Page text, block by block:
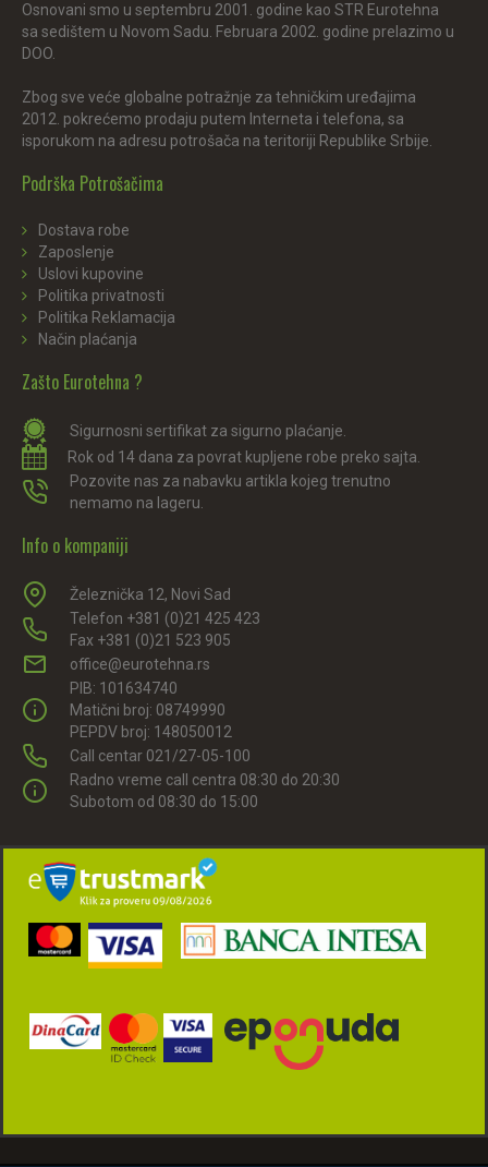
Osnovani smo u septembru 2001. godine kao STR Eurotehna
sa sedištem u Novom Sadu. Februara 2002. godine prelazimo u
DOO.
Zbog sve veće globalne potražnje za tehničkim uređajima
2012. pokrećemo prodaju putem Interneta i telefona, sa
isporukom na adresu potrošača na teritoriji Republike Srbije.
Podrška Potrošačima
Dostava robe
Zaposlenje
Uslovi kupovine
Politika privatnosti
Politika Reklamacija
Način plaćanja
Zašto Eurotehna ?
Sigurnosni sertifikat za sigurno plaćanje.
Rok od 14 dana za povrat kupljene robe preko sajta.
Pozovite nas za nabavku artikla kojeg trenutno
nemamo na lageru.
Info o kompaniji
Železnička 12, Novi Sad
Telefon +381 (0)21 425 423
Fax +381 (0)21 523 905
office@eurotehna.rs
PIB: 101634740
Matični broj: 08749990
PEPDV broj: 148050012
Call centar 021/27-05-100
Radno vreme call centra 08:30 do 20:30
Subotom od 08:30 do 15:00